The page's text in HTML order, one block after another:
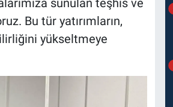
sunulan teşhis ve
Bu tür yatırımların,
yükseltmeye